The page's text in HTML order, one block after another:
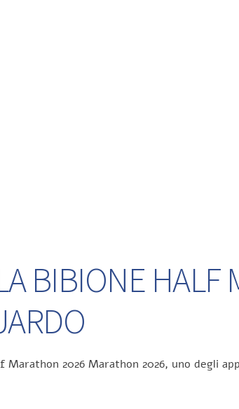
BIBIONE HALF
Marathon 2026 Marathon 2026, uno degli